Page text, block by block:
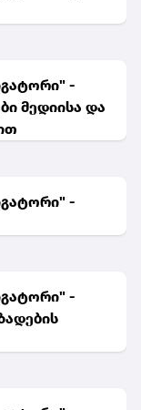
-
მედიისა და
-
-